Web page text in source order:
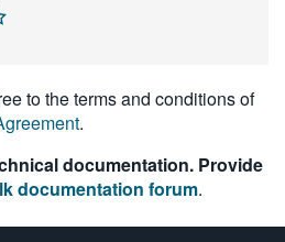
to the terms and conditions of
.
documentation. Provide
documentation forum.